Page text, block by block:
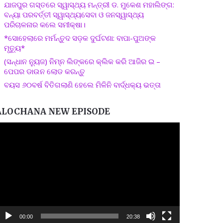
ଯାଜପୁର ଗସ୍ତରେ ସ୍ୱାସ୍ଥ୍ୟ ମନ୍ତ୍ରୀ ଡ. ମୁକେଶ ମହାଲିଙ୍ଗ:
ବନ୍ୟା ପରବର୍ତ୍ତୀ ସ୍ୱାସ୍ଥ୍ୟସେବା ଓ ଜନସ୍ୱାସ୍ଥ୍ୟ
ପରିଚାଳନାର କଲେ ସମୀକ୍ଷା।
*ସୋହେଲାରେ ମର୍ମନ୍ତୁଦ ସଡ଼କ ଦୁର୍ଘଟଣା: ବାପା-ପୁଅଙ୍କ
ମୃତ୍ୟୁ*
(ସନ୍ଧାନ ନ୍ୟୁଜ) ନିମ୍ନ ଲିଙ୍କରେ କ୍ଲିକ କରି ଆଜିର ଇ –
ପେପର ଡାଉନ ଲୋଡ କରନ୍ତୁ
ବୟସ ୬୦ବର୍ଷ ବିତିଗଲାଣି ହେଲେ ମିଳିନି ବାର୍ଦ୍ଧକ୍ୟ ଭତ୍ତା
NEW EPISODE
00:00 20:38